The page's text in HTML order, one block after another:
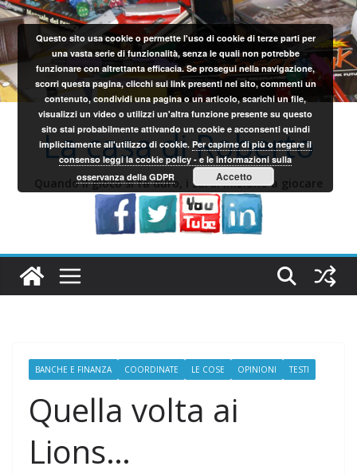
Salta
al
contenuto
La casa di Roberto
Quando il gioco si fa duro, i sardi iniziano a giocare
BANCHE E FINANZA COORDINATE LE COSE OPINIONI TESTI
Quella volta ai
Lions…
Questo sito usa cookie o permette l'uso di cookie di terze parti per
una vasta serie di funzionalità, senza le quali non potrebbe
funzionare con altrettanta efficacia. Se prosegui nella navigazione,
scorri questa pagina, clicchi sui link presenti nel sito, commenti un
contenuto, condividi una pagina o un articolo, scarichi un file,
visualizzi un video o utilizzi un'altra funzione presente su questo
sito stai probabilmente attivando un cookie e acconsenti quindi
implicitamente all'utilizzo di cookie.Per capirne di più o negare il
consenso leggi la cookie policy - e le informazioni sulla
osservanza della GDPR
Accetto